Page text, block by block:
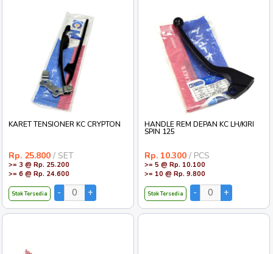
KARET TENSIONER KC CRYPTON
Rp. 25.800 / SET
>= 3 @ Rp. 25.200
>= 6 @ Rp. 24.600
Stok Tersedia
HANDLE REM DEPAN KC LH/KIRI
SPIN 125
Rp. 10.300 / PCS
>= 5 @ Rp. 10.100
>= 10 @ Rp. 9.800
Stok Tersedia